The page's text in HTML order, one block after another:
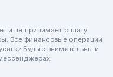
и не принимает оплату
Все финансовые операции
Будьте внимательны и